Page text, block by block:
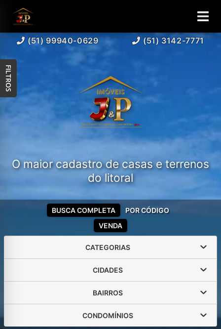
(51) 99940-0629 (51) 3142-7771
O maior cadastro de casas e terrenos
do litoral
VENDA
BUSCA COMPLETA POR CÓDIGO
CATEGORIAS
CIDADES
BAIRROS
CONDOMÍNIOS
FILTROS